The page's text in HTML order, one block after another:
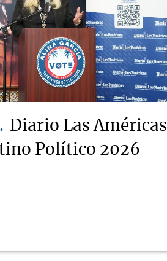
Diario Las Américas
Político 2026